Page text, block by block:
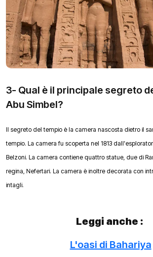
3- Qual è il principale segreto
Abu Simbel?
Il segreto del tempio è la camera nascosta dietro il
tempio. La camera fu scoperta nel 1813
Belzoni. La camera contiene quattro statue, due di
regina, Nefertari. La camera è inoltre decorata con
intagli.
Leggi anche :
L'oasi di Bahariya